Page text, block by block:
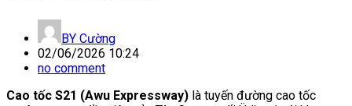
BY Cường
02/06/2026 10:24
no comment
Cao tốc S21 (Awu Expressway) là tuyến đường cao tốc